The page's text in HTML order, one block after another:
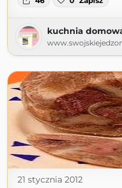
kuchnia
21 stycznia 2012